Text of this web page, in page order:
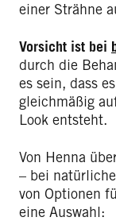
einer Strähne
Vorsicht ist bei
durch die
es sein, dass
gleichmäßig
Look entsteht.
Von Henna
– bei
von Optionen
eine Auswahl: